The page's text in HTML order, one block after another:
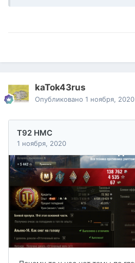
kaTok43rus
Опубликовано 1 ноября, 2020